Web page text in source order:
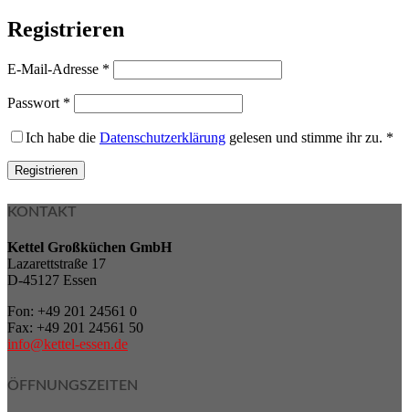
Registrieren
E-Mail-Adresse *
Passwort *
Ich habe die Datenschutzerklärung gelesen und stimme ihr zu. *
Registrieren
KONTAKT
Kettel Großküchen GmbH
Lazarettstraße 17
D-45127 Essen
Fon: +49 201 24561 0
Fax: +49 201 24561 50
info@kettel-essen.de
ÖFFNUNGSZEITEN